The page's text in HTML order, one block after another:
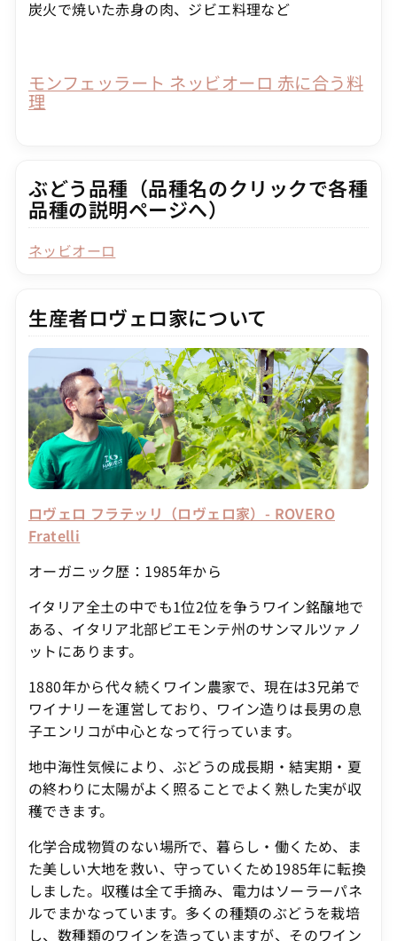
炭火で焼いた赤身の肉、ジビエ料理など
モンフェッラート ネッビオーロ 赤に合う料
理
ぶどう品種（品種名のクリックで各種
品種の説明ページへ）
ネッビオーロ
生産者ロヴェロ家について
ロヴェロ フラテッリ（ロヴェロ家）- ROVERO
Fratelli
オーガニック歴：1985年から
イタリア全土の中でも1位2位を争うワイン銘醸地で
ある、イタリア北部ピエモンテ州のサンマルツァノ
ットにあります。
1880年から代々続くワイン農家で、現在は3兄弟で
ワイナリーを運営しており、ワイン造りは長男の息
子エンリコが中心となって行っています。
地中海性気候により、ぶどうの成長期・結実期・夏
の終わりに太陽がよく照ることでよく熟した実が収
穫できます。
化学合成物質のない場所で、暮らし・働くため、ま
た美しい大地を救い、守っていくため1985年に転換
しました。収穫は全て手摘み、電力はソーラーパネ
ルでまかなっています。多くの種類のぶどうを栽培
し、数種類のワインを造っていますが、そのワイン